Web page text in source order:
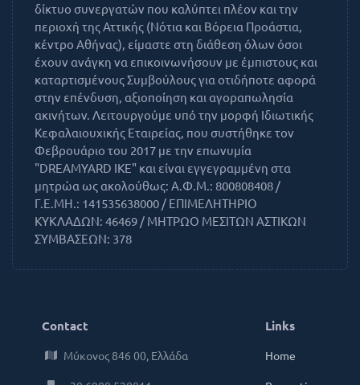
δίκτυο συνεργατών που καλύπτει πλέον και την
περιοχή της Αττικής (Νότια και Βόρεια Προάστια,
κέντρο Αθήνας), είμαστε στη διάθεση όλων όσοι
έχουν ανάγκη να επικοινωνήσουν με έμπιστους και
καταρτισμένους Συμβούλους για οτιδήποτε αφορά
στην επένδυση, αξιοποίηση και αγοραπωλησία
ακινήτων. Λειτουργούμε υπό την μορφή Ιδιωτικής
Κεφαλαιουχικής Εταιρείας, που συστήθηκε τον
Φεβρουάριο του 2017 με την επωνυμία
"DREAMYARD IKE" και είναι εγγεγραμμένη στα
μητρώα ως ακολούθως: Α.Φ.Μ.: 800808408 /
Γ.Ε.ΜΗ.: 141535638000 / ΕΠΙΜΕΛΗΤΗΡΙΟ
ΚΥΚΛΑΔΩΝ: 46469 / ΜΗΤΡΩΟ ΜΕΣΙΤΩΝ ΑΣΤΙΚΩΝ
ΣΥΜΒΑΣΕΩΝ: 378
Contact
Μύκονος 846 00, Ελλάδα
Links
Home